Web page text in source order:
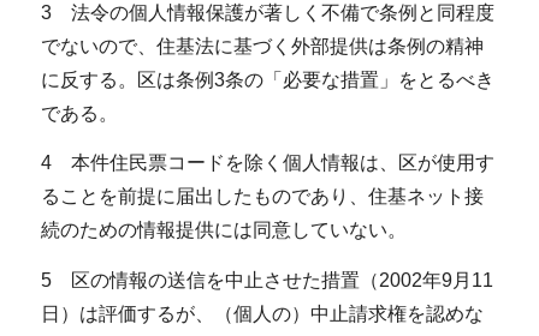
3 法令の個人情報保護が著しく不備で条例と同程度
でないので、住基法に基づく外部提供は条例の精神
に反する。区は条例3条の「必要な措置」をとるべき
である。
4 本件住民票コードを除く個人情報は、区が使用す
ることを前提に届出したものであり、住基ネット接
続のための情報提供には同意していない。
5 区の情報の送信を中止させた措置（2002年9月11
日）は評価するが、（個人の）中止請求権を認めな